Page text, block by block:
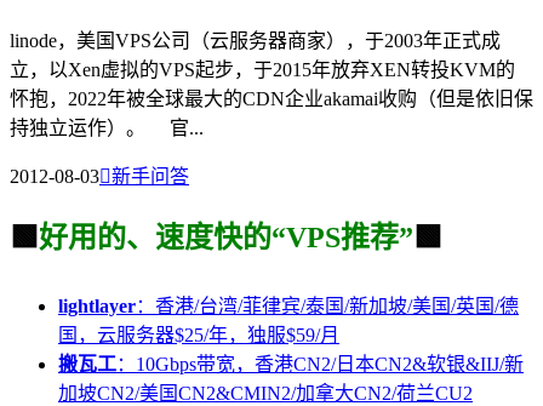
linode，美国VPS公司（云服务器商家），于2003年正式成
立，以Xen虚拟的VPS起步，于2015年放弃XEN转投KVM的
怀抱，2022年被全球最大的CDN企业akamai收购（但是依旧保
持独立运作）。 官...
2012-08-03新手问答
🟩 好用的、速度快的“VPS推荐” 🟩
lightlayer：香港/台湾/菲律宾/泰国/新加坡/美国/英国/德
国，云服务器$25/年，独服$59/月
搬瓦工：10Gbps带宽，香港CN2/日本CN2&软银&IIJ/新
加坡CN2/美国CN2&CMIN2/加拿大CN2/荷兰CU2